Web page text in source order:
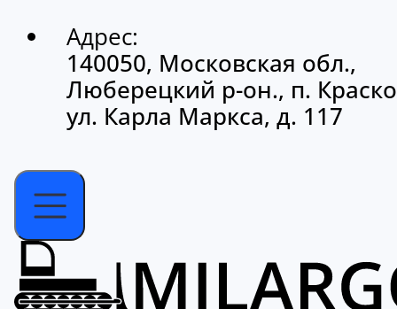
Адрес:
140050, Московская обл.,
Люберецкий р-он., п.
ул. Карла Маркса, д. 117